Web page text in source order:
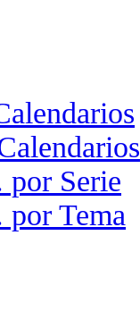
por Serie
por Tema